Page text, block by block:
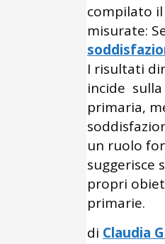
compilato
misurate:
I risultati
incide sulla
primaria,
un ruolo
suggerisce
propri
primarie.
di Claudia